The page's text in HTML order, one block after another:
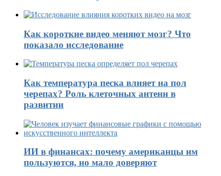
Как короткие видео меняют мозг? Что
показало исследование
Как температура песка влияет на пол
черепах? Роль клеточных антенн в
развитии
ИИ в финансах: почему американцы им
пользуются, но мало доверяют